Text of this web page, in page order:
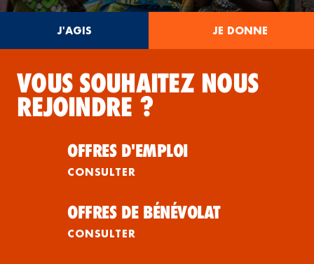
J'AGIS JE DONNE
VOUS SOUHAITEZ NOUS
REJOINDRE ?
OFFRES D'EMPLOI
CONSULTER
OFFRES DE BÉNÉVOLAT
CONSULTER